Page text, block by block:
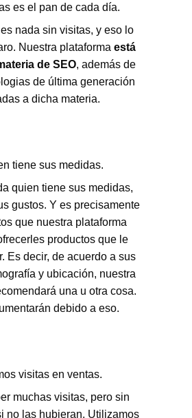
es el pan de cada día.
nada sin visitas, y eso lo
Nuestra plataforma está
de SEO, además de
de última generación
a dicha materia.
tiene sus medidas.
quien tiene sus medidas,
gustos. Y es precisamente
que nuestra plataforma
productos que le
Es decir, de acuerdo a sus
y ubicación, nuestra
una u otra cosa.
debido a eso.
visitas en ventas.
muchas visitas, pero sin
no las hubieran. Utilizamos